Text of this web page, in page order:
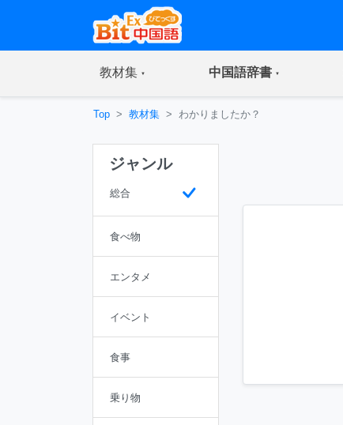
教材集(current) 中国語辞書(current)
Top 教材集 わかりましたか？
ジャンル
総合
食べ物
エンタメ
イベント
食事
乗り物